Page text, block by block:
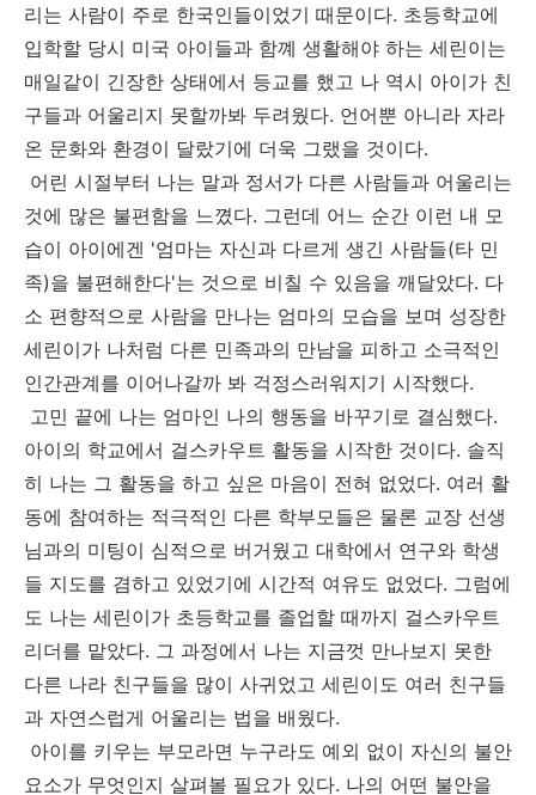
리는 사람이 주로 한국인들이었기 때문이다. 초등학교에
입학할 당시 미국 아이들과 함꼐 생활해야 하는 세린이는
매일같이 긴장한 상태에서 등교를 했고 나 역시 아이가 친
구들과 어울리지 못할까봐 두려웠다. 언어뿐 아니라 자라
온 문화와 환경이 달랐기에 더욱 그랬을 것이다.
어린 시절부터 나는 말과 정서가 다른 사람들과 어울리는
것에 많은 불편함을 느꼈다. 그런데 어느 순간 이런 내 모
습이 아이에겐 '엄마는 자신과 다르게 생긴 사람들(타 민
족)을 불편해한다'는 것으로 비칠 수 있음을 깨달았다. 다
소 편향적으로 사람을 만나는 엄마의 모습을 보며 성장한
세린이가 나처럼 다른 민족과의 만남을 피하고 소극적인
인간관계를 이어나갈까 봐 걱정스러워지기 시작했다.
고민 끝에 나는 엄마인 나의 행동을 바꾸기로 결심했다.
아이의 학교에서 걸스카우트 활동을 시작한 것이다. 솔직
히 나는 그 활동을 하고 싶은 마음이 전혀 없었다. 여러 활
동에 참여하는 적극적인 다른 학부모들은 물론 교장 선생
님과의 미팅이 심적으로 버거웠고 대학에서 연구와 학생
들 지도를 겸하고 있었기에 시간적 여유도 없었다. 그럼에
도 나는 세린이가 초등학교를 졸업할 때까지 걸스카우트
리더를 맡았다. 그 과정에서 나는 지금껏 만나보지 못한
다른 나라 친구들을 많이 사귀었고 세린이도 여러 친구들
과 자연스럽게 어울리는 법을 배웠다.
아이를 키우는 부모라면 누구라도 예외 없이 자신의 불안
요소가 무엇인지 살펴볼 필요가 있다. 나의 어떤 불안을